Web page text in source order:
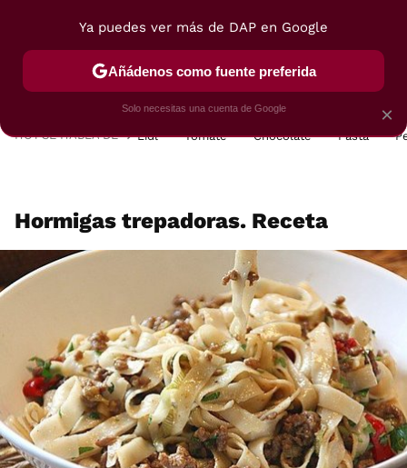
POSTRES VIAJES SELECCIÓN VEGUI
HOY SE HABLA DE Lidl Tomate Chocolate Pasta
Hormigas trepadoras. Receta
×
Ya puedes ver más de DAP en Google
Añádenos como fuente preferida
Solo necesitas una cuenta de Google